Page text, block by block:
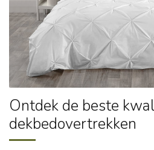
Ontdek de beste
dekbedovertrekken